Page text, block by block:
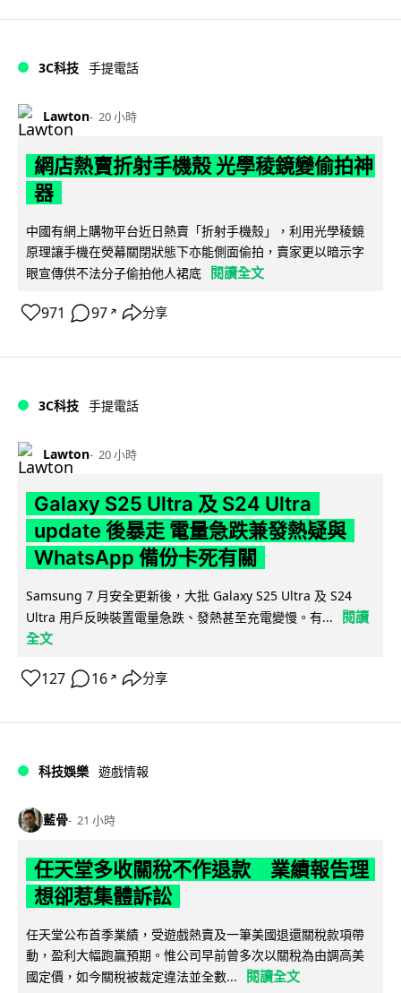
3C科技 手提電話
Lawton 20 小時
網店熱賣折射手機殼 光學稜鏡變偷拍神
器
中國有網上購物平台近日熱賣「折射手機殼」，利用光學稜鏡
原理讓手機在熒幕關閉狀態下亦能側面偷拍，賣家更以暗示字
眼宣傳供不法分子偷拍他人裙底 閱讀全文
971 97 ↗ 分享
3C科技 手提電話
Lawton 20 小時
Galaxy S25 Ultra 及 S24 Ultra
update 後暴走 電量急跌兼發熱疑與
WhatsApp 備份卡死有關
Samsung 7 月安全更新後，大批 Galaxy S25 Ultra 及 S24
Ultra 用戶反映裝置電量急跌、發熱甚至充電變慢。有...
閱讀
全文
127 16 ↗ 分享
科技娛樂 遊戲情報
藍骨 21 小時
任天堂多收關稅不作退款 業績報告理
想卻惹集體訴訟
任天堂公布首季業績，受遊戲熱賣及一筆美國退還關稅款項帶
動，盈利大幅跑贏預期。惟公司早前曾多次以關稅為由調高美
國定價，如今關稅被裁定違法並全數...
閱讀全文